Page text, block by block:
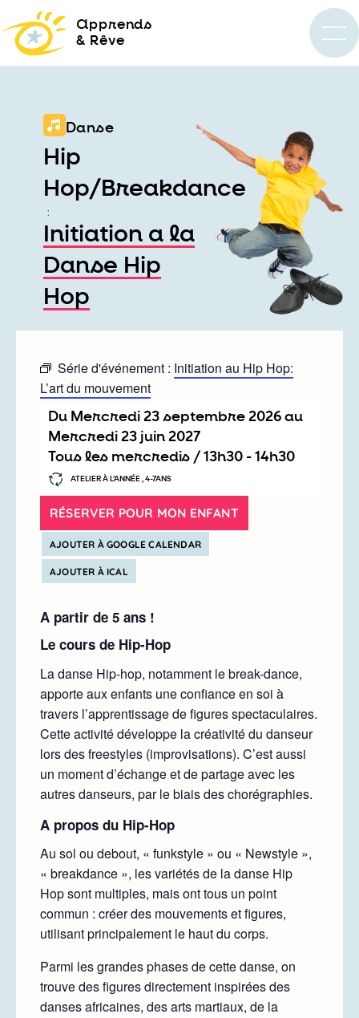
apprends
& Rêve
Danse
Hip
Hop/Breakdance
:
Initiation a la
Danse Hip
Hop
Série d'événement : Initiation au Hip Hop:
L’art du mouvement
Du mercredi 23 septembre 2026au
mercredi 23 juin 2027
Tous les mercredis / 13h30 - 14h30
ATELIER À L’ANNÉE , 4-7ANS
RÉSERVER POUR MON ENFANT
AJOUTER À GOOGLE CALENDAR
AJOUTER À ICAL
A partir de 5 ans !
Le cours de Hip-Hop
La danse Hip-hop, notamment le break-dance,
apporte aux enfants une confiance en soi à
travers l’apprentissage de figures spectaculaires.
Cette activité développe la créativité du danseur
lors des freestyles (improvisations). C’est aussi
un moment d’échange et de partage avec les
autres danseurs, par le biais des chorégraphies.
A propos du Hip-Hop
Au sol ou debout, « funkstyle » ou « Newstyle »,
« breakdance », les variétés de la danse Hip
Hop sont multiples, mais ont tous un point
commun : créer des mouvements et figures,
utilisant principalement le haut du corps.
Parmi les grandes phases de cette danse, on
trouve des figures directement inspirées des
danses africaines, des arts martiaux, de la